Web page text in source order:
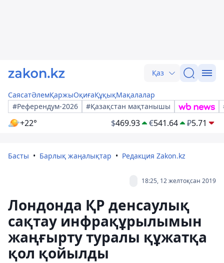
Қаз
СаясатӘлемҚаржыОқиғаҚұқықМақалалар
#Референдум-2026
#Қазақстан мақтанышы
+22° $469.93 €541.64 ₽5.71
Басты Барлық жаңалықтар Редакция Zakon.kz
18:25, 12 желтоқсан 2019
Лондонда ҚР денсаулық
сақтау инфрақұрылымын
жаңғырту туралы құжатқа
қол қойылды